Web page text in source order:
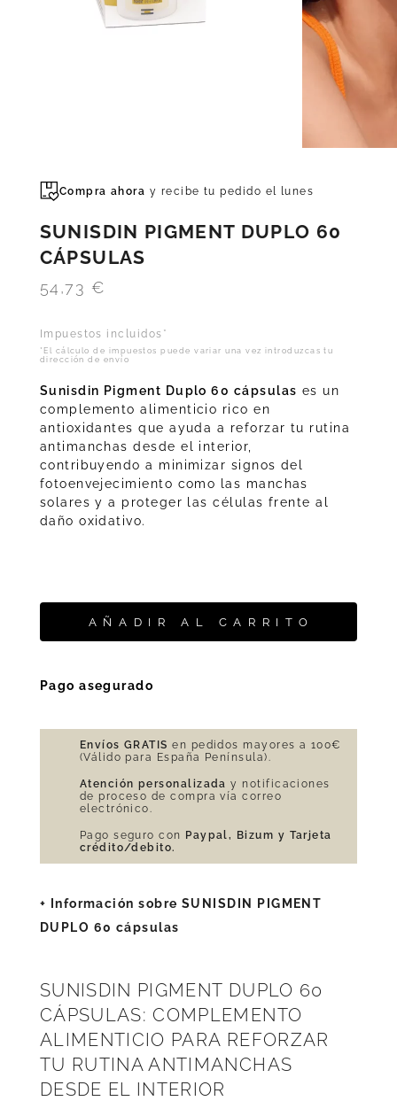
Compra ahora y recibe tu pedido el lunes
SUNISDIN PIGMENT DUPLO 60
CÁPSULAS
54,73 €
Impuestos incluidos*
*El cálculo de impuestos puede variar una vez introduzcas tu
dirección de envío
Sunisdin Pigment Duplo 60 cápsulas es un
complemento alimenticio rico en
antioxidantes que ayuda a reforzar tu rutina
antimanchas desde el interior,
contribuyendo a minimizar signos del
fotoenvejecimiento como las manchas
solares y a proteger las células frente al
daño oxidativo.
AÑADIR AL CARRITO
Pago asegurado
Envíos GRATIS en pedidos mayores a 100€
(Válido para España Península).
Atención personalizada y notificaciones
de proceso de compra vía correo
electrónico.
Pago seguro con Paypal, Bizum y Tarjeta
crédito/debito.
+ Información sobre SUNISDIN PIGMENT
DUPLO 60 cápsulas
SUNISDIN PIGMENT DUPLO 60
CÁPSULAS: COMPLEMENTO
ALIMENTICIO PARA REFORZAR
TU RUTINA ANTIMANCHAS
DESDE EL INTERIOR